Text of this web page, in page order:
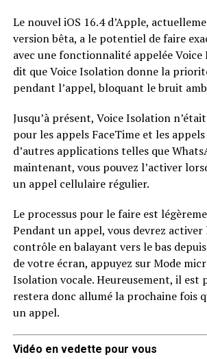
Le nouvel iOS 16.4 d’Apple,
version bêta, a le potentiel de faire
avec une fonctionnalité appelée
dit que Voice Isolation donne la
pendant l’appel, bloquant le bruit
Jusqu’à présent, Voice Isolation
pour les appels FaceTime et les appels
d’autres applications telles que
maintenant, vous pouvez l’activer
un appel cellulaire régulier.
Le processus pour le faire est
Pendant un appel, vous devrez activer
contrôle en balayant vers le bas
de votre écran, appuyez sur Mode
Isolation vocale. Heureusement, il est
restera donc allumé la prochaine fois
un appel.
Vidéo en vedette pour vous